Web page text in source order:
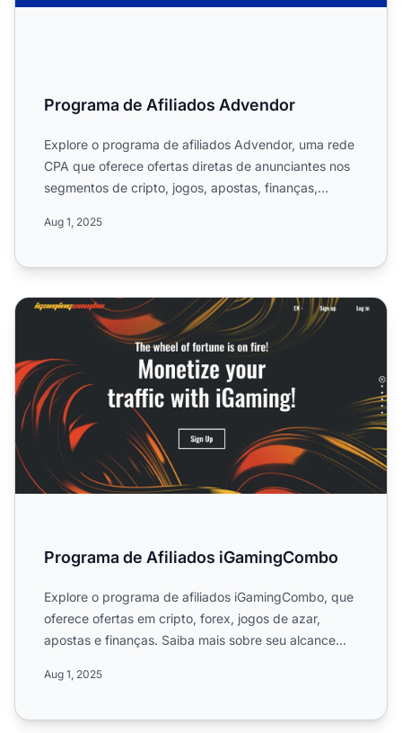
Programa de Afiliados Advendor
Explore o programa de afiliados Advendor, uma rede
CPA que oferece ofertas diretas de anunciantes nos
segmentos de cripto, jogos, apostas, finanças,
Aug 1, 2025
Programa de Afiliados iGamingCombo
Programa de Afiliados iGamingCombo
Explore o programa de afiliados iGamingCombo, que
oferece ofertas em cripto, forex, jogos de azar,
apostas e finanças. Saiba mais sobre seu alcance
Aug 1, 2025